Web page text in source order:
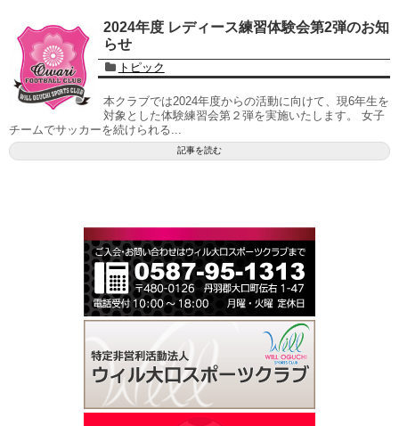
2024年度 レディース練習体験会第2弾のお知
らせ
トピック
本クラブでは2024年度からの活動に向けて、現6年生を
対象とした体験練習会第２弾を実施いたします。 女子
チームでサッカーを続けられる...
記事を読む